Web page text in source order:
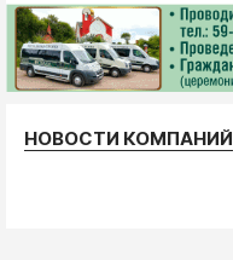
НОВОСТИ КОМПАНИЙ